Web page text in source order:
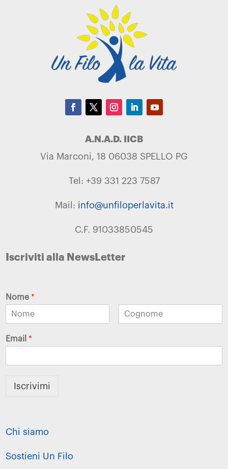
A.N.A.D. IICB
Via Marconi, 18 06038 SPELLO PG
Tel: +39 331 223 7587
Mail: info@unfiloperlavita.it
C.F. 91033850545
Iscriviti alla NewsLetter
Nome*
Email*
Iscrivimi
Chi siamo
Sostieni Un Filo